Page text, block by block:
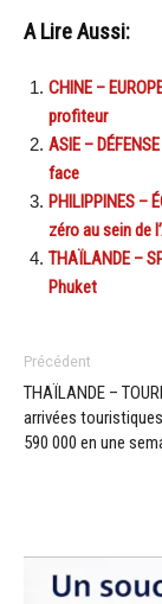
A Lire Aussi:
CHINE –
profiteur
ASIE –
face
PHILIPPINES –
zéro au sein de
THAÏLANDE –
Phuket
Précédent
THAÏLANDE –
arrivées
590 000 en une